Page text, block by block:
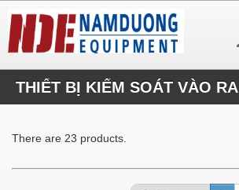
THIẾT BỊ KIỂM SOÁT VÀO RA
There are 23 products.